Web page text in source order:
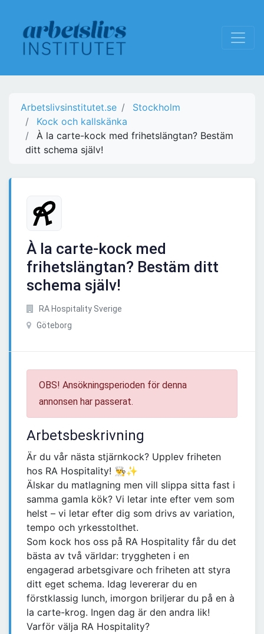
Arbetslivsinstitutet.se
Stockholm
Kock och kallskänka
À la carte-kock med frihetslängtan? Bestäm
ditt schema själv!
À la carte-kock med
frihetslängtan? Bestäm ditt
schema själv!
RA Hospitality Sverige
Göteborg
OBS! Ansökningsperioden för denna
annonsen har passerat.
Arbetsbeskrivning
Är du vår nästa stjärnkock? Upplev friheten
hos RA Hospitality! 👨‍🍳✨
Älskar du matlagning men vill slippa sitta fast i
samma gamla kök? Vi letar inte efter vem som
helst – vi letar efter dig som drivs av variation,
tempo och yrkesstolthet.
Som kock hos oss på RA Hospitality får du det
bästa av två världar: tryggheten i en
engagerad arbetsgivare och friheten att styra
ditt eget schema. Idag levererar du en
förstklassig lunch, imorgon briljerar du på en à
la carte-krog. Ingen dag är den andra lik!
Varför välja RA Hospitality?